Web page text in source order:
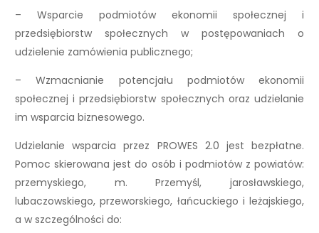
– Wsparcie podmiotów ekonomii społecznej i
przedsiębiorstw społecznych w postępowaniach o
udzielenie zamówienia publicznego;
– Wzmacnianie potencjału podmiotów ekonomii
społecznej i przedsiębiorstw społecznych oraz udzielanie
im wsparcia biznesowego.
Udzielanie wsparcia przez PROWES 2.0 jest bezpłatne.
Pomoc skierowana jest do osób i podmiotów z powiatów:
przemyskiego, m. Przemyśl, jarosławskiego,
lubaczowskiego, przeworskiego, łańcuckiego i leżajskiego,
a w szczególności do: